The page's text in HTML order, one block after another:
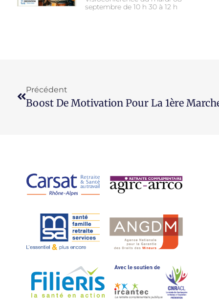
septembre de 10 h 30 à 12 h
Précédent
Boost De Motivation Pour La 1ère